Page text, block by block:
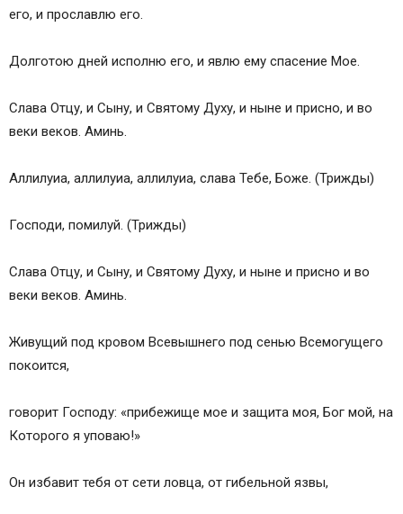
его, и прославлю его.
Долготою дней исполню его, и явлю ему спасение Мое.
Слава Отцу, и Сыну, и Святому Духу, и ныне и присно, и во
веки веков. Аминь.
Аллилуиа, аллилуиа, аллилуиа, слава Тебе, Боже. (Трижды)
Господи, помилуй. (Трижды)
Слава Отцу, и Сыну, и Святому Духу, и ныне и присно и во
веки веков. Аминь.
Живущий под кровом Всевышнего под сенью Всемогущего
покоится,
говорит Господу: «прибежище мое и защита моя, Бог мой, на
Которого я уповаю!»
Он избавит тебя от сети ловца, от гибельной язвы,